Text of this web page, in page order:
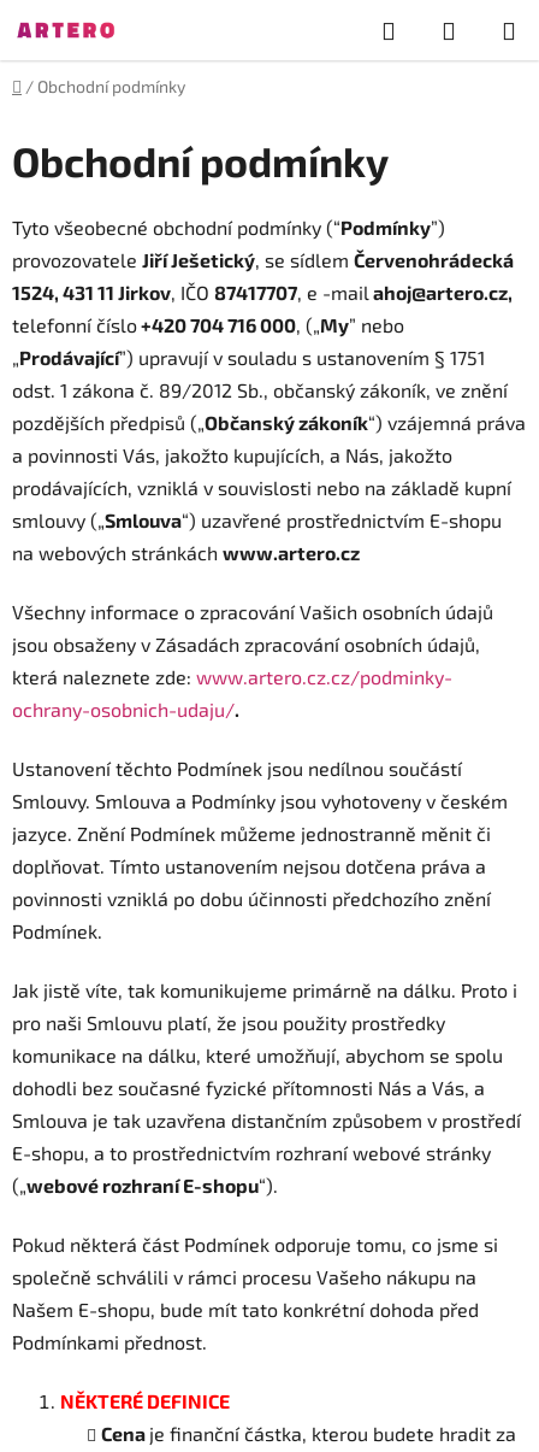
na
obsah
Hledat
KOŠÍK
Domů
/ Obchodní podmínky
Obchodní podmínky
Tyto všeobecné obchodní podmínky (“Podmínky”)
provozovatele Jiří Ješetický , se sídlem Červenohrádecká
1524, 431 11 Jirkov , IČO 87417707 , e -mail ahoj@artero.cz,
telefonní číslo+420 704 716 000 , („ My” nebo
Prodávající”) upravují v souladu s ustanovením § 1751
odst. 1 zákona č. 89/2012 Sb., občanský zákoník, ve znění
pozdějších předpisů („ Občanský zákoník“) vzájemná práva
a povinnosti Vás, jakožto kupujících, a Nás, jakožto
prodávajících, vzniklá v souvislosti nebo na základě kupní
smlouvy („ Smlouva“) uzavřené prostřednictvím E-shopu
na webových stránkách www.artero.cz
Všechny informace o zpracování Vašich osobních údajů
jsou obsaženy v Zásadách zpracování osobních údajů,
která naleznete zde: www.artero.cz.cz/podminky-
ochrany-osobnich-udaju/.
Ustanovení těchto Podmínek jsou nedílnou součástí
Smlouvy. Smlouva a Podmínky jsou vyhotoveny v českém
jazyce. Znění Podmínek můžeme jednostranně měnit či
doplňovat. Tímto ustanovením nejsou dotčena práva a
povinnosti vzniklá po dobu účinnosti předchozího znění
Podmínek.
Jak jistě víte, tak komunikujeme primárně na dálku. Proto i
pro naši Smlouvu platí, že jsou použity prostředky
komunikace na dálku, které umožňují, abychom se spolu
dohodli bez současné fyzické přítomnosti Nás a Vás, a
Smlouva je tak uzavřena distančním způsobem v prostředí
E-shopu, a to prostřednictvím rozhraní webové stránky
(„ webové rozhraní E-shopu“).
Pokud některá část Podmínek odporuje tomu, co jsme si
společně schválili v rámci procesu Vašeho nákupu na
Našem E-shopu, bude mít tato konkrétní dohoda před
Podmínkami přednost.
NĚKTERÉ DEFINICE
Cena je finanční částka, kterou budete hradit za